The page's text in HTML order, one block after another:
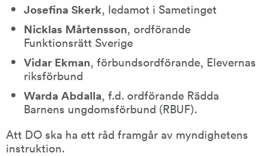
Josefina Skerk, ledamot i Sametinget
Nicklas Mårtensson, ordförande
Funktionsrätt Sverige
Vidar Ekman, förbundsordförande, Elevernas
riksförbund
Warda Abdalla, f.d. ordförande Rädda
Barnens ungdomsförbund (RBUF).
Att DO ska ha ett råd framgår av myndighetens
instruktion.